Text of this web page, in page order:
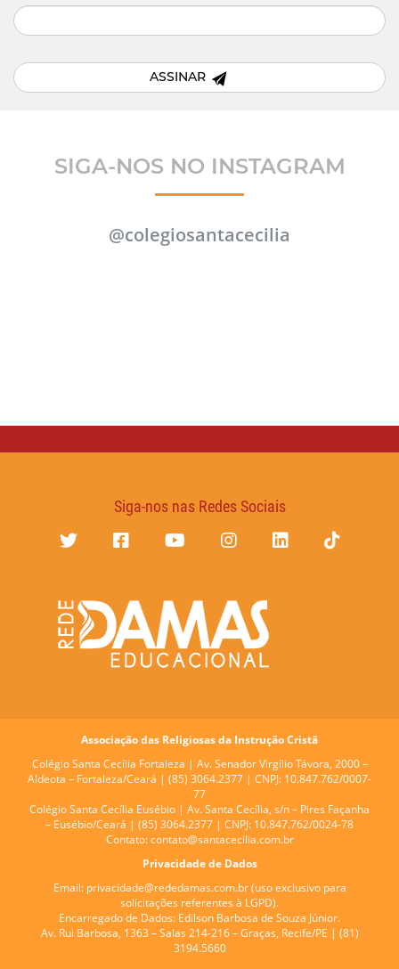
ASSINAR
SIGA-NOS NO INSTAGRAM
@colegiosantacecilia
Siga-nos nas Redes Sociais
Associação das Religiosas da Instrução Cristã
Colégio Santa Cecília Fortaleza | Av. Senador Virgílio Távora, 2000 –
Aldeota – Fortaleza/Ceará | (85) 3064.2377 | CNPJ: 10.847.762/0007-
77
Colégio Santa Cecília Eusébio | Av. Santa Cecília, s/n – Pires Façanha
– Eusébio/Ceará | (85) 3064.2377 | CNPJ: 10.847.762/0024-78
Contato: contato@santacecilia.com.br
Privacidade de Dados
Email: privacidade@rededamas.com.br(uso exclusivo para
solicitações referentes à LGPD).
Encarregado de Dados: Edilson Barbosa de Souza Júnior.
Av. Rui Barbosa, 1363 – Salas 214-216 – Graças, Recife/PE | (81)
3194.5660